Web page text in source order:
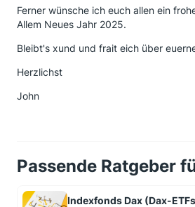
Ferner wünsche ich euch allen ein
Allem Neues Jahr 2025.
Bleibt's xund und frait eich über
Herzlichst
John
Passende Ratgeber
Indexfonds Dax (Dax-